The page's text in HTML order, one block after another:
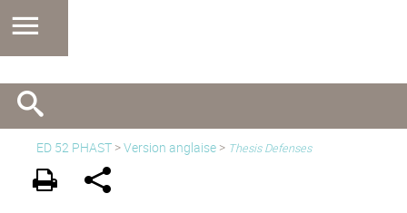
ED 52 PHAST >Version anglaise > Thesis Defenses